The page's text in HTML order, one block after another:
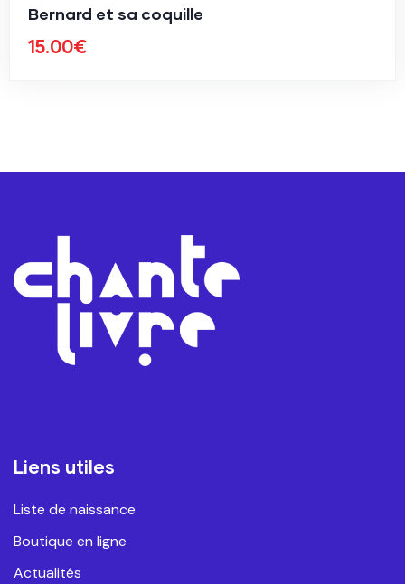
Bernard et sa coquille
15.00€
Liens utiles
Liste de naissance
Boutique en ligne
Actualités